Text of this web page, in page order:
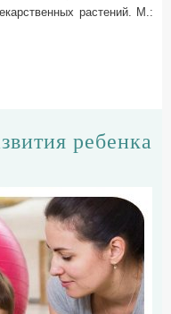
растений. М.:
ребенка